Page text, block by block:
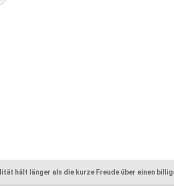
hält länger als die kurze Freude über einen